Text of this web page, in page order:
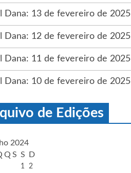
Dana: 13 de fevereiro de 2025
Dana: 12 de fevereiro de 2025
Dana: 11 de fevereiro de 2025
Dana: 10 de fevereiro de 2025
de Edições
2024
Q S S D
1
2